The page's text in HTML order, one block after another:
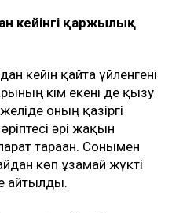
бірге келген. Эльза
қайтыс болғаннан
Жұмысқа бармай, үйден
осы қиын кезеңнен
қалаған.
есін жиып,